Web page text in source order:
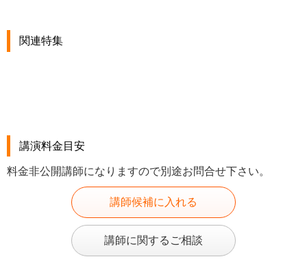
関連特集
講演料金目安
料金非公開講師になりますので別途お問合せ下さい。
講師候補に入れる
講師に関するご相談